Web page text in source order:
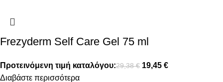
Frezyderm Self Care Gel 75 ml
Προτεινόμενη τιμή καταλόγου:29,38€ 19,45 €
Διαβάστε περισσότερα